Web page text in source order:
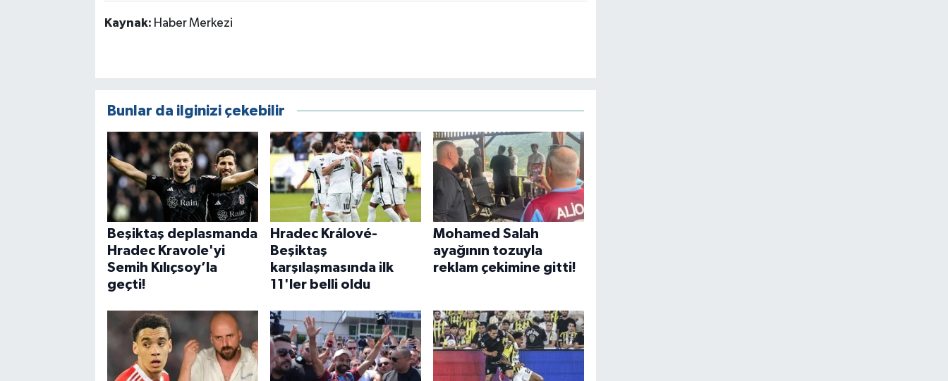
Kaynak: Haber Merkezi
Bunlar da ilginizi çekebilir
Beşiktaş deplasmanda
Hradec Kravole'yi
Semih Kılıçsoy’la
geçti!
Hradec Králové-
Beşiktaş
karşılaşmasında ilk
11'ler belli oldu
Mohamed Salah
ayağının tozuyla
reklam çekimine gitti!